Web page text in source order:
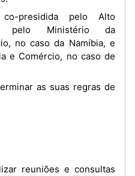
pelo Ministério da
no caso da Namíbia, e
e Comércio, no caso de